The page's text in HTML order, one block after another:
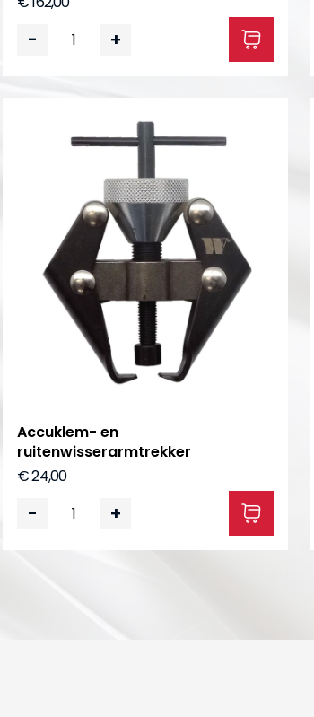
- +
Accuklem- en
ruitenwisserarmtrekker
€ 24,00
- +